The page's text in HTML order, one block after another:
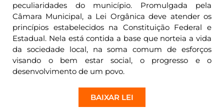
peculiaridades do município. Promulgada pela
Câmara Municipal, a Lei Orgânica deve atender os
princípios estabelecidos na Constituição Federal e
Estadual. Nela está contida a base que norteia a vida
da sociedade local, na soma comum de esforços
visando o bem estar social, o progresso e o
desenvolvimento de um povo.
BAIXAR LEI